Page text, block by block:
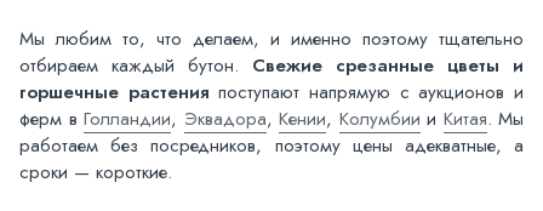
Мы любим то, что делаем, и именно поэтому тщательно
отбираем каждый бутон. Свежие срезанные цветы и
горшечные растения поступают напрямую с аукционов и
ферм в Голландии, Эквадора, Кении, Колумбии и Китая. Мы
работаем без посредников, поэтому цены адекватные, а
сроки — короткие.